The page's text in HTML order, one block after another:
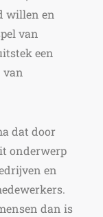
willen en
van
een
van
dat door
onderwerp
en
dan is